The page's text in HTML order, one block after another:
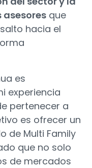
que
hacia el
es
experiencia
pertenecer a
es ofrecer un
de Multi Family
que no solo
de mercados